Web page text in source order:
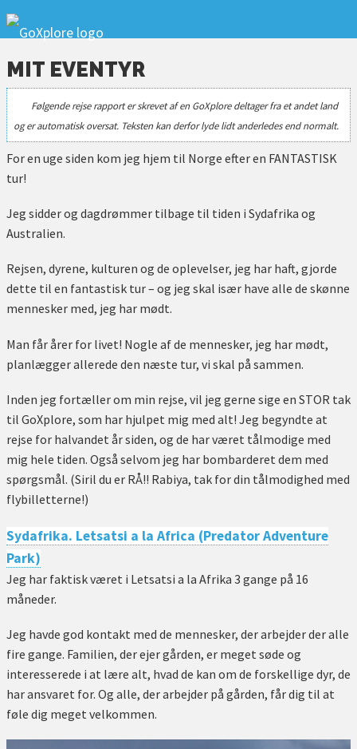
MIT EVENTYR
Følgende rejse rapport er skrevet af en GoXplore deltager fra et andet land
og er automatisk oversat. Teksten kan derfor lyde lidt anderledes end normalt.
For en uge siden kom jeg hjem til Norge efter en FANTASTISK
tur!
Jeg sidder og dagdrømmer tilbage til tiden i Sydafrika og
Australien.
Rejsen, dyrene, kulturen og de oplevelser, jeg har haft, gjorde
dette til en fantastisk tur – og jeg skal især have alle de skønne
mennesker med, jeg har mødt.
Man får årer for livet! Nogle af de mennesker, jeg har mødt,
planlægger allerede den næste tur, vi skal på sammen.
Inden jeg fortæller om min rejse, vil jeg gerne sige en STOR tak
til GoXplore, som har hjulpet mig med alt! Jeg begyndte at
rejse for halvandet år siden, og de har været tålmodige med
mig hele tiden. Også selvom jeg har bombarderet dem med
spørgsmål. (Siril du er RÅ!! Rabiya, tak for din tålmodighed med
flybilletterne!)
Sydafrika. Letsatsi a la Africa (Predator Adventure
Park)
Jeg har faktisk været i Letsatsi a la Afrika 3 gange på 16
måneder.
Jeg havde god kontakt med de mennesker, der arbejder der alle
fire gange. Familien, der ejer gården, er meget søde og
interesserede i at lære alt, hvad de kan om de forskellige dyr, de
har ansvaret for. Og alle, der arbejder på gården, får dig til at
føle dig meget velkommen.